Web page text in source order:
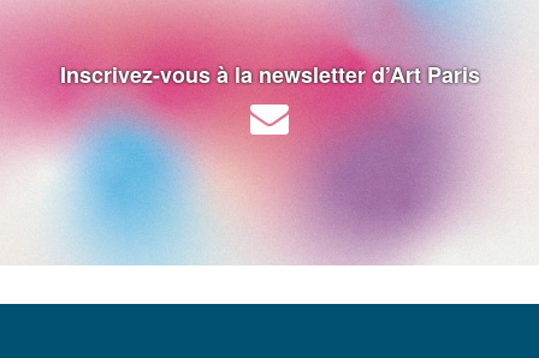
Inscrivez-vous à la newsletter d’Art Paris